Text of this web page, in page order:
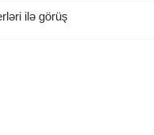
ilə görüş